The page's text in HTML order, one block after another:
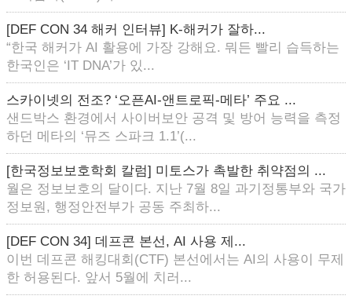
[DEF CON 34 해커 인터뷰] K-해커가 잘하...
“한국 해커가 AI 활용에 가장 강해요. 뭐든 빨리 습득하는
한국인은 ‘IT DNA’가 있...
스카이넷의 전조? ‘오픈AI-앤트로픽-메타’ 주요 ...
샌드박스 환경에서 사이버보안 공격 및 방어 능력을 측정
하던 메타의 ‘뮤즈 스파크 1.1’(...
[한국정보보호학회 칼럼] 미토스가 촉발한 취약점의 ...
월은 정보보호의 달이다. 지난 7월 8일 과기정통부와 국가
정보원, 행정안전부가 공동 주최하...
[DEF CON 34] 데프콘 본선, AI 사용 제...
이번 데프콘 해킹대회(CTF) 본선에서는 AI의 사용이 무제
한 허용된다. 앞서 5월에 치러...